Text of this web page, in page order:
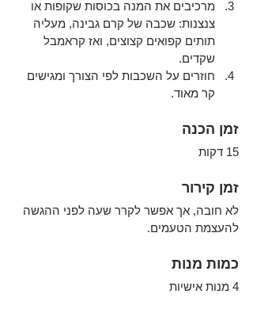
מרכיבים את המנה בכוסות שקופות או
צנצנות: שכבה של קרם גבינה, מעליה
תותים קפואים קצוצים, ואז קראמבל
שקדים.
חוזרים על השכבות לפי הצורך ומגישים
קר מאוד.
זמן הכנה
15 דקות
זמן קירור
לא חובה, אך אפשר לקרר שעה לפני ההגשה
להעצמת הטעמים.
כמות מנות
4 מנות אישיות